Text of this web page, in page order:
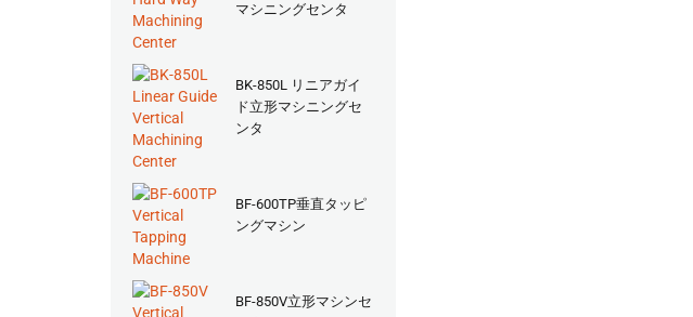
マシニングセンタ
BK-850L リニアガイ
ド立形マシニングセ
ンタ
BF-600TP垂直タッピ
ングマシン
BF-850V立形マシンセ